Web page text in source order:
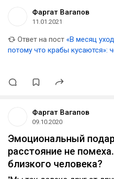
Фаргат Вагапов
11.01.2021
Ответ на пост «В месяц
потому что крабы кусаются»:
Фаргат Вагапов
09.10.2020
Эмоциональный
расстояние не
близкого человека?